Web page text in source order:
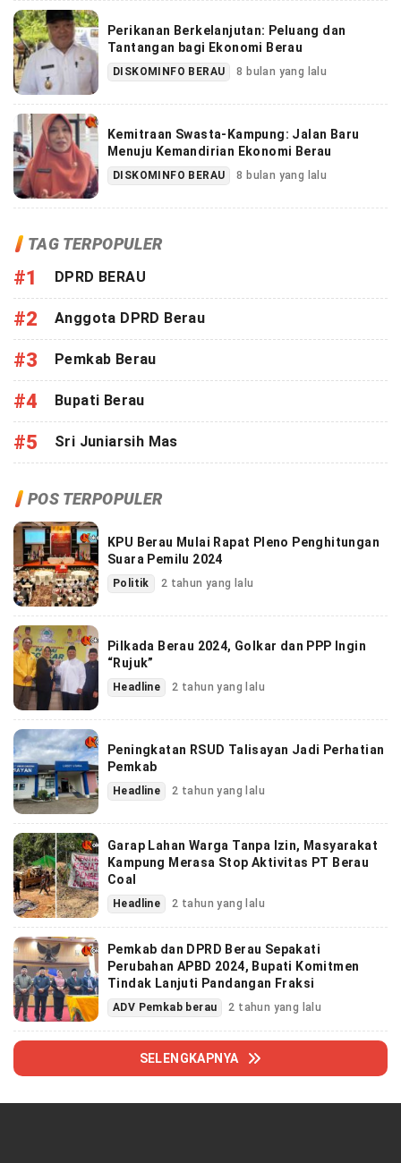
Perikanan Berkelanjutan: Peluang dan
Tantangan bagi Ekonomi Berau
DISKOMINFO BERAU 8 bulan yang lalu
Kemitraan Swasta-Kampung: Jalan Baru
Menuju Kemandirian Ekonomi Berau
DISKOMINFO BERAU 8 bulan yang lalu
TAG TERPOPULER
#1 DPRD BERAU
#2 Anggota DPRD Berau
#3 Pemkab Berau
#4 Bupati Berau
#5 Sri Juniarsih Mas
POS TERPOPULER
KPU Berau Mulai Rapat Pleno Penghitungan
Suara Pemilu 2024
Politik 2 tahun yang lalu
Pilkada Berau 2024, Golkar dan PPP Ingin
“Rujuk”
Headline 2 tahun yang lalu
Peningkatan RSUD Talisayan Jadi Perhatian
Pemkab
Headline 2 tahun yang lalu
Garap Lahan Warga Tanpa Izin, Masyarakat
Kampung Merasa Stop Aktivitas PT Berau
Coal
Headline 2 tahun yang lalu
Pemkab dan DPRD Berau Sepakati
Perubahan APBD 2024, Bupati Komitmen
Tindak Lanjuti Pandangan Fraksi
ADV Pemkab berau 2 tahun yang lalu
SELENGKAPNYA